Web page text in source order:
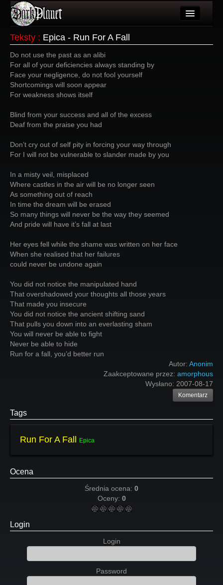
Wydarzenia
Galeria
Więcej
Login
Teksty : Epica - Run For A Fall
Do not use the past as an alibi
For all of your deficiencies always standing by
Face your negligence, do not fool yourself
Shortcomings will soon appear
For weakness shows itself
Blind from your success and all of the excess
Deaf from the praise you had
Don’t cry out of self pity in forcing your way through
For I will not be vulnerable to slander made by you
In a misty veil, misplaced
Where castles in the air will be no longer seen
As something out of reach
In time the dream will be erased
So many things will never be the way they seemed
And pride will have it’s fall at last
Her eyes fell while the shame was written on her face
When she realised that her failures
could never be undone again
You did not notice the manipulated hand
That overshadowed your thoughts all those years
That made you insecure
You did not notice the ancient shifting sand
That pulls you down into an everlasting sham
You will never be able to fight
Never be able to hide
Run for a fall, you’d better run
Autor: Anonim
Zaakceptowane przez: amorphous
Wysłano: 2007-08-17
Komentarz
Tags
Run For A Fall Epica
Ocena
Średnia ocena: 0
Oceny: 0
Login
Login
Password